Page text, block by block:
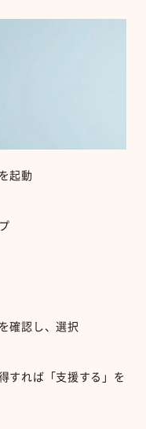
起動
確認し、選択
すれば「支援する」を